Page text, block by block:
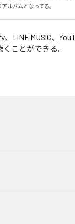
ルバムとなってる。
、 LINE MUSIC、
ことができる。